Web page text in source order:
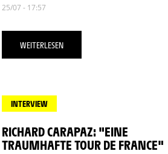
25/07 - 17:57
WEITERLESEN
INTERVIEW
RICHARD CARAPAZ: "EINE
TRAUMHAFTE TOUR DE FRANCE"